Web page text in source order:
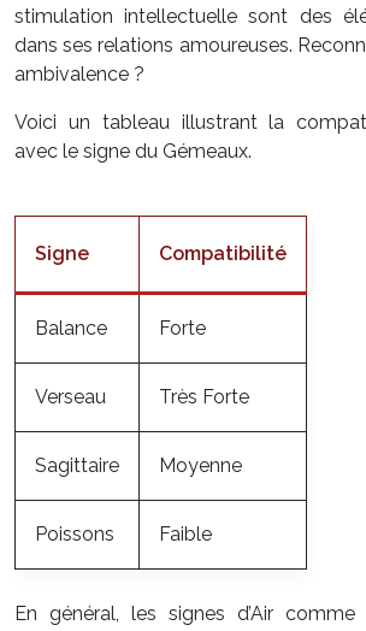
stimulation intellectuelle sont des
dans ses relations amoureuses.
ambivalence ?
Voici un tableau illustrant la
avec le signe du Gémeaux.
Signe Compatibilité
Balance Forte
Verseau Très Forte
Sagittaire Moyenne
Poissons Faible
En général, les signes d’Air